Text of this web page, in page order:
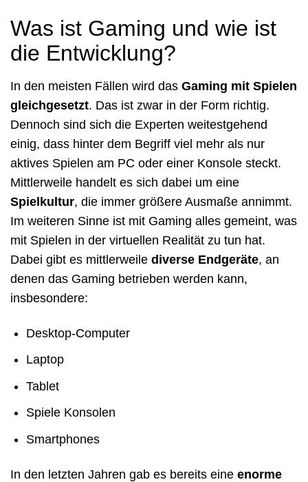
Was ist Gaming und wie ist
die Entwicklung?
In den meisten Fällen wird das Gaming mit Spielen
gleichgesetzt. Das ist zwar in der Form richtig.
Dennoch sind sich die Experten weitestgehend
einig, dass hinter dem Begriff viel mehr als nur
aktives Spielen am PC oder einer Konsole steckt.
Mittlerweile handelt es sich dabei um eine
Spielkultur, die immer größere Ausmaße annimmt.
Im weiteren Sinne ist mit Gaming alles gemeint, was
mit Spielen in der virtuellen Realität zu tun hat.
Dabei gibt es mittlerweile diverse Endgeräte, an
denen das Gaming betrieben werden kann,
insbesondere:
Desktop-Computer
Laptop
Tablet
Spiele Konsolen
Smartphones
In den letzten Jahren gab es bereits eine enorme